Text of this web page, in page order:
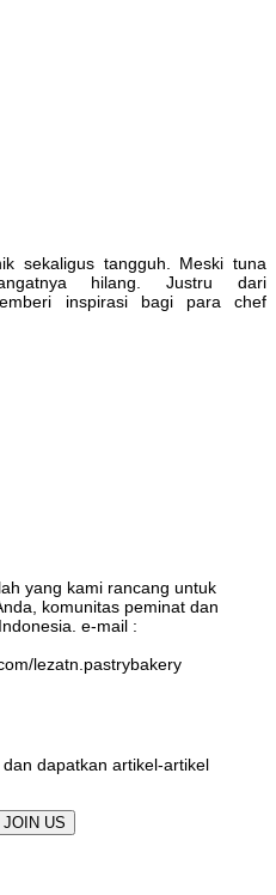
sekaligus tangguh. Meski tuna
hilang. Justru dari
inspirasi bagi para chef
yang kami rancang untuk
komunitas peminat dan
e-mail :
lezatn.pastrybakery
dapatkan artikel-artikel